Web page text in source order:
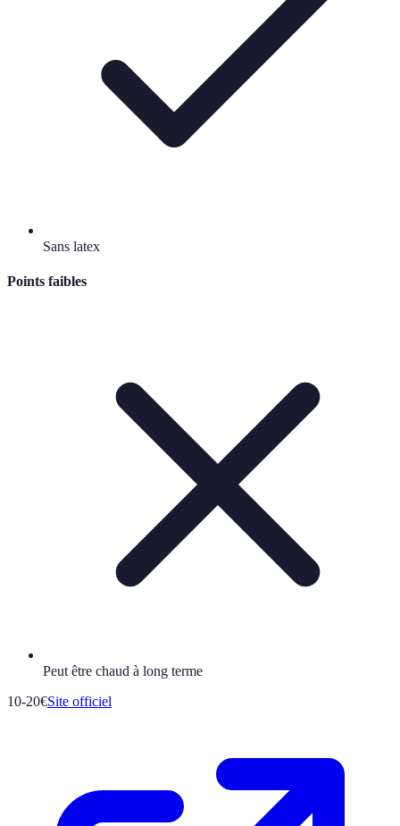
Sans latex
Points faibles
Peut être chaud à long terme
10-20€Site officiel